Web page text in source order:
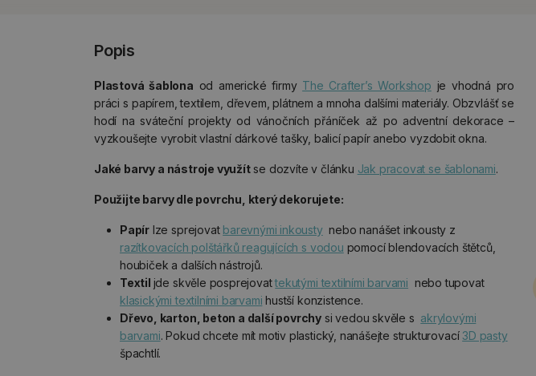
Popis
Plastová šablona od americké firmy The Crafter’s Workshop je vhodná pro
práci s papírem, textilem, dřevem, plátnem a mnoha dalšími materiály. Obzvlášť se
hodí na sváteční projekty od vánočních přáníček až po adventní dekorace –
vyzkoušejte vyrobit vlastní dárkové tašky, balicí papír anebo vyzdobit okna.
Jaké barvy a nástroje využítse dozvíte v článku Jak pracovat se šablonami.
Použijte barvy dle povrchu, který dekorujete:
Papír lze sprejovat barevnými inkoustynebo nanášet inkousty z
razítkovacích polštářků reagujících s vodou pomocí blendovacích štětců,
houbiček a dalších nástrojů.
Textil jde skvěle posprejovattekutými textilními barvami nebo tupovat
klasickými textilními barvami hustší konzistence.
Dřevo, karton, beton a další povrchy si vedou skvěle s akrylovými
barvami. Pokud chcete mít motiv plastický, nanášejte strukturovací3D pasty
špachtlí.